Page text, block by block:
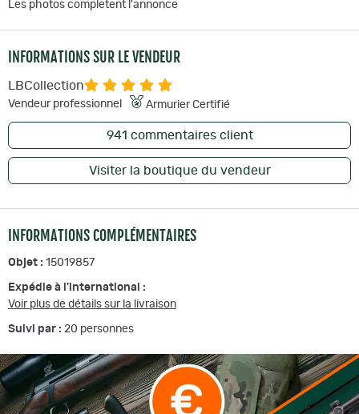
Les photos completent l'annonce
INFORMATIONS SUR LE VENDEUR
LBCollection
Vendeur professionnel Armurier Certifié
941 commentaires client
Visiter la boutique du vendeur
INFORMATIONS COMPLÉMENTAIRES
Objet : 15019857
Expédie à l'international :
Voir plus de détails sur la livraison
Suivi par : 20 personnes